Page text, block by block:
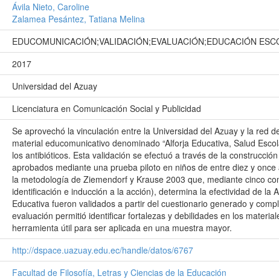
Ávila Nieto, Caroline
Zalamea Pesántez, Tatiana Melina
EDUCOMUNICACIÓN;VALIDACIÓN;EVALUACIÓN;EDUCACIÓN
2017
Universidad del Azuay
Licenciatura en Comunicación Social y Publicidad
Se aprovechó la vinculación entre la Universidad del Azuay y la red
material educomunicativo denominado “Alforja Educativa, Salud
los antibióticos. Esta validación se efectuó a través de la
aprobados mediante una prueba piloto en niños de entre diez y
la metodología de Ziemendorf y Krause 2003 que, mediante cinco
identificación e inducción a la acción), determina la efectividad de la
Educativa fueron validados a partir del cuestionario generado y
evaluación permitió identificar fortalezas y debilidades en los
herramienta útil para ser aplicada en una muestra mayor.
http://dspace.uazuay.edu.ec/handle/datos/6767
Facultad de Filosofía, Letras y Ciencias de la Educación